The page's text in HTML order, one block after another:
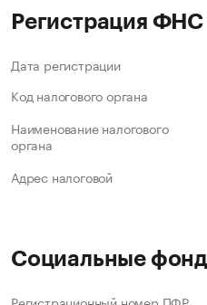
Регистрация ФНС
Дата регистрации
Код налогового органа
Наименование налогового
органа
Адрес налоговой
Социальные